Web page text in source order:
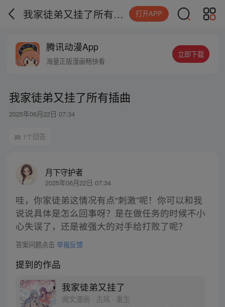
我家徒弟又挂了所有插曲 打开APP
腾讯动漫App
海量正版漫画畅快看
立即下载
我家徒弟又挂了所有插曲
2025年06月22日 07:34
1个回答
月下守护者
2025年06月22日 07:34
哇，你家徒弟这情况有点“刺激”呢！你可以和我
说说具体是怎么回事呀？是在做任务的时候不小
心失误了，还是被强大的对手给打败了呢？
答案问题点击 举报反馈
提到的作品
我家徒弟又挂了
阅文漫画 · 古风 · 重生